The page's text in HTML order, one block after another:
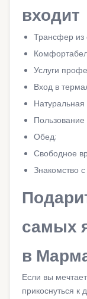
входит
Трансфер из
Услуги
Вход в
Натуральная
Обед;
Свободное
Знакомство
самых
в
Если вы
прикоснуться к